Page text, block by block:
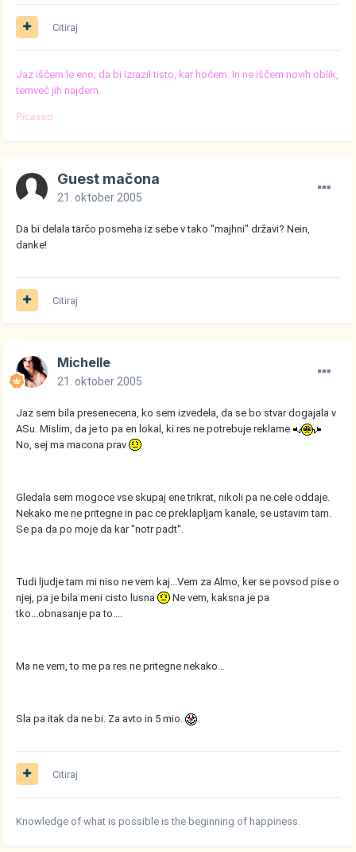
Citiraj
Jaz iščem le eno; da bi izrazil tisto, kar hočem. In ne iščem novih oblik,
temveč jih najdem.
Picasso
Guest mačona
21. oktober 2005
Da bi delala tarčo posmeha iz sebe v tako "majhni" državi? Nein,
danke!
Citiraj
Michelle
21. oktober 2005
Jaz sem bila presenecena, ko sem izvedela, da se bo stvar dogajala v
ASu. Mislim, da je to pa en lokal, ki res ne potrebuje reklame
No, sej ma macona prav
Gledala sem mogoce vse skupaj ene trikrat, nikoli pa ne cele oddaje.
Nekako me ne pritegne in pac ce preklapljam kanale, se ustavim tam.
Se pa da po moje da kar "notr padt".
Tudi ljudje tam mi niso ne vem kaj...Vem za Almo, ker se povsod pise o
njej, pa je bila meni cisto lusna
Ne vem, kaksna je pa
tko...obnasanje pa to....
Ma ne vem, to me pa res ne pritegne nekako...
Sla pa itak da ne bi. Za avto in 5 mio.
Citiraj
Knowledge of what is possible is the beginning of happiness.